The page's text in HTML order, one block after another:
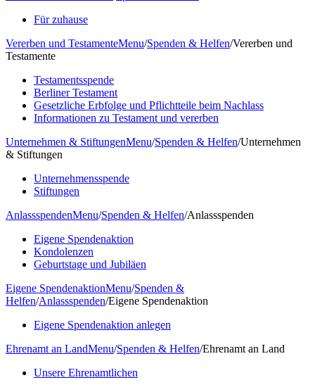
Für zuhause
Vererben und TestamenteMenu/Spenden & Helfen/Vererben und
Testamente
Testamentsspende
Berliner Testament
Gesetzliche Erbfolge und Pflichtteile beim Nachlass
Informationen zu Testament und vererben
Unternehmen & StiftungenMenu/Spenden & Helfen/Unternehmen
& Stiftungen
Unternehmensspende
Stiftungen
AnlassspendenMenu/Spenden & Helfen/Anlassspenden
Eigene Spendenaktion
Kondolenzen
Geburtstage und Jubiläen
Eigene SpendenaktionMenu/Spenden &
Helfen/Anlassspenden/Eigene Spendenaktion
Eigene Spendenaktion anlegen
Ehrenamt an LandMenu/Spenden & Helfen/Ehrenamt an Land
Unsere Ehrenamtlichen